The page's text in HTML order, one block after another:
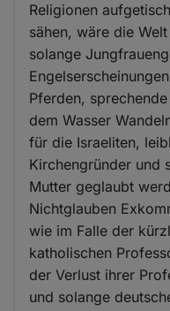
Religionen
sähen, wäre die
solange
Pferden,
dem Wasser
für die Israeliten,
Kirchengründer und
Mutter geglaubt
Nichtglauben
wie im Falle der
katholischen
der Verlust ihrer
und solange